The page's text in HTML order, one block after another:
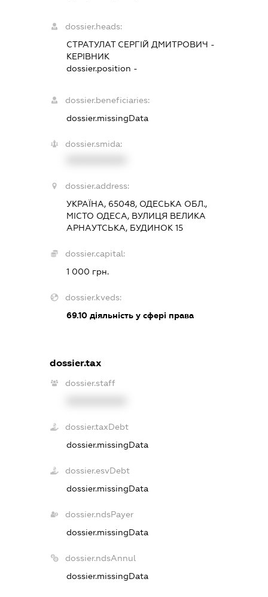
dossier.heads:
СТРАТУЛАТ СЕРГІЙ ДМИТРОВИЧ -
КЕРІВНИК
dossier.position -
dossier.beneficiaries:
dossier.missingData
dossier.smida:
dossier.address:
УКРАЇНА, 65048, ОДЕСЬКА ОБЛ.,
МІСТО ОДЕСА, ВУЛИЦЯ ВЕЛИКА
АРНАУТСЬКА, БУДИНОК 15
dossier.capital:
1 000 грн.
dossier.kveds:
69.10діяльність у сфері права
dossier.tax
dossier.staff
dossier.taxDebt
dossier.missingData
dossier.esvDebt
dossier.missingData
dossier.ndsPayer
dossier.missingData
dossier.ndsAnnul
dossier.missingData